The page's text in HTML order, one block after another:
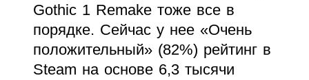
Gothic 1 Remake тоже все в
порядке. Сейчас у нее «Очень
положительный» (82%) рейтинг в
Steam на основе 6,3 тысячи